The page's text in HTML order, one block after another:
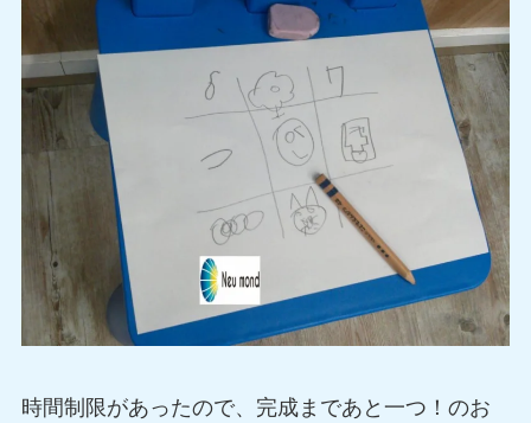
時間制限があったので、完成まであと一つ！のお